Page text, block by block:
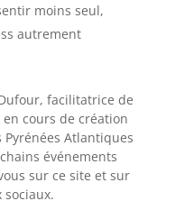
moins seul,
autrement
facilitatrice de
cours de création
Atlantiques
événements
sur ce site et sur
sociaux.